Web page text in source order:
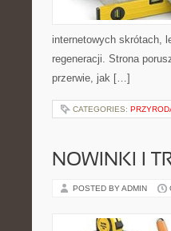
internetowych skrótach,
regeneracji. Strona
przerwie, jak […]
CATEGORIES:
NOWINKI I
POSTED BY ADMIN